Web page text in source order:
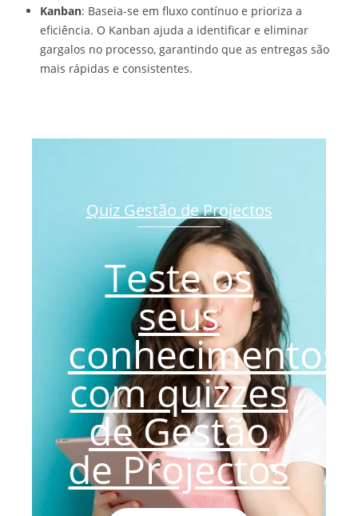
Kanban: Baseia-se em fluxo contínuo e prioriza a
eficiência. O Kanban ajuda a identificar e eliminar
gargalos no processo, garantindo que as entregas são
mais rápidas e consistentes.
Quiz Gestão de Projectos
Teste os
seus
conhecimentos
com quizzes
de Gestão
de Projectos